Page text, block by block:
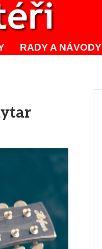
RADY A NÁVODY